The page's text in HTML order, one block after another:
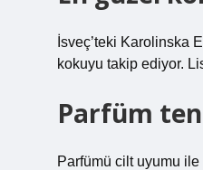
İsveç’teki Karolinska
kokuyu takip ediyor.
Parfüm ten
Parfümü cilt uyumu